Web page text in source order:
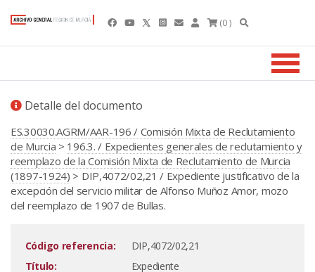
(0 )
Detalle del documento
ES.30030.AGRM/AAR-196 / Comisión Mixta de Reclutamiento
de Murcia > 196.3. / Expedientes generales de reclutamiento y
reemplazo de la Comisión Mixta de Reclutamiento de Murcia
(1897-1924) > DIP,4072/02,21 / Expediente justificativo de la
excepción del servicio militar de Alfonso Muñoz Amor, mozo
del reemplazo de 1907 de Bullas.
Código referencia:
DIP,4072/02,21
Título:
Expediente